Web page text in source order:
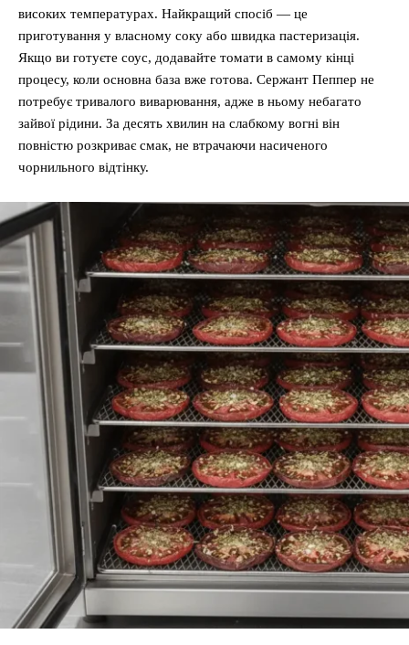
високих температурах. Найкращий спосіб — це
приготування у власному соку або швидка пастеризація.
Якщо ви готуєте соус, додавайте томати в самому кінці
процесу, коли основна база вже готова. Сержант Пеппер не
потребує тривалого виварювання, адже в ньому небагато
зайвої рідини. За десять хвилин на слабкому вогні він
повністю розкриває смак, не втрачаючи насиченого
чорнильного відтінку.